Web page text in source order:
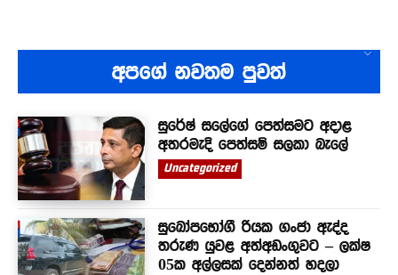
අපගේ නවතම පුවත්
සුරේෂ් සලේගේ පෙත්සමට අදාළ
අතරමැදි පෙත්සම් සලකා බැලේ
Uncategorized
සුඛෝපභෝගී රියක ගංජා ඇද්ද
තරුණ යුවළ අත්අඩංගුවට – ලක්ෂ
05ක අල්ලසක් දෙන්නත් හදලා